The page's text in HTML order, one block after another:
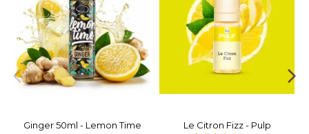
Ginger 50ml - Lemon Time
Le Citron Fizz - Pulp